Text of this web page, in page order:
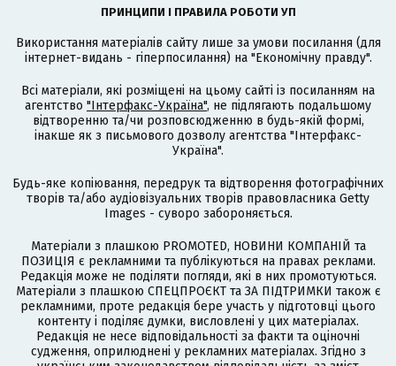
ПРИНЦИПИ І ПРАВИЛА РОБОТИ УП
Використання матеріалів сайту лише за умови посилання (для
інтернет-видань - гіперпосилання) на "Економічну правду".
Всі матеріали, які розміщені на цьому сайті із посиланням на
агентство "Інтерфакс-Україна", не підлягають подальшому
відтворенню та/чи розповсюдженню в будь-якій формі,
інакше як з письмового дозволу агентства "Інтерфакс-
Україна".
Будь-яке копіювання, передрук та відтворення фотографічних
творів та/або аудіовізуальних творів правовласника Getty
Images - суворо забороняється.
Матеріали з плашкою PROMOTED, НОВИНИ КОМПАНІЙ та
ПОЗИЦІЯ є рекламними та публікуються на правах реклами.
Редакція може не поділяти погляди, які в них промотуються.
Матеріали з плашкою СПЕЦПРОЄКТ та ЗА ПІДТРИМКИ також є
рекламними, проте редакція бере участь у підготовці цього
контенту і поділяє думки, висловлені у цих матеріалах.
Редакція не несе відповідальності за факти та оціночні
судження, оприлюднені у рекламних матеріалах. Згідно з